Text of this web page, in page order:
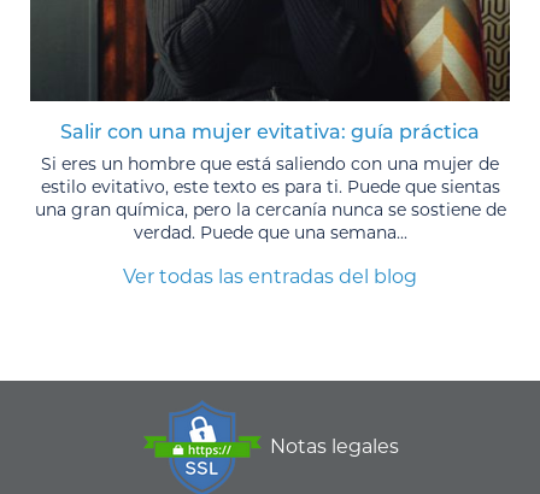
Salir con una mujer evitativa: guía práctica
Si eres un hombre que está saliendo con una mujer de
estilo evitativo, este texto es para ti. Puede que sientas
una gran química, pero la cercanía nunca se sostiene de
verdad. Puede que una semana...
Ver todas las entradas del blog
Notas legales